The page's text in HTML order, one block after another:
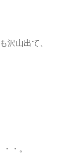
沢山出て、
・。